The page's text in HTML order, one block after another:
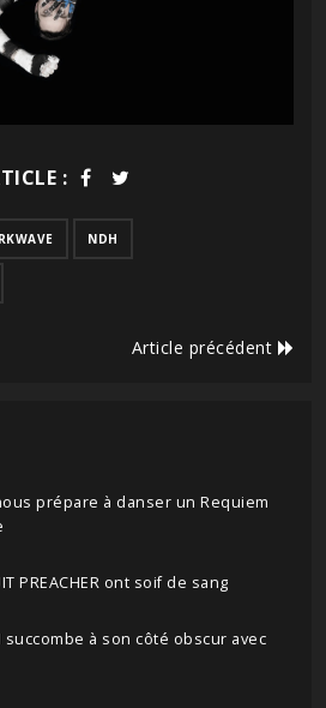
:
NDH
Article précédent
nous prépare à danser un Requiem
PREACHER ont soif de sang
succombe à son côté obscur avec